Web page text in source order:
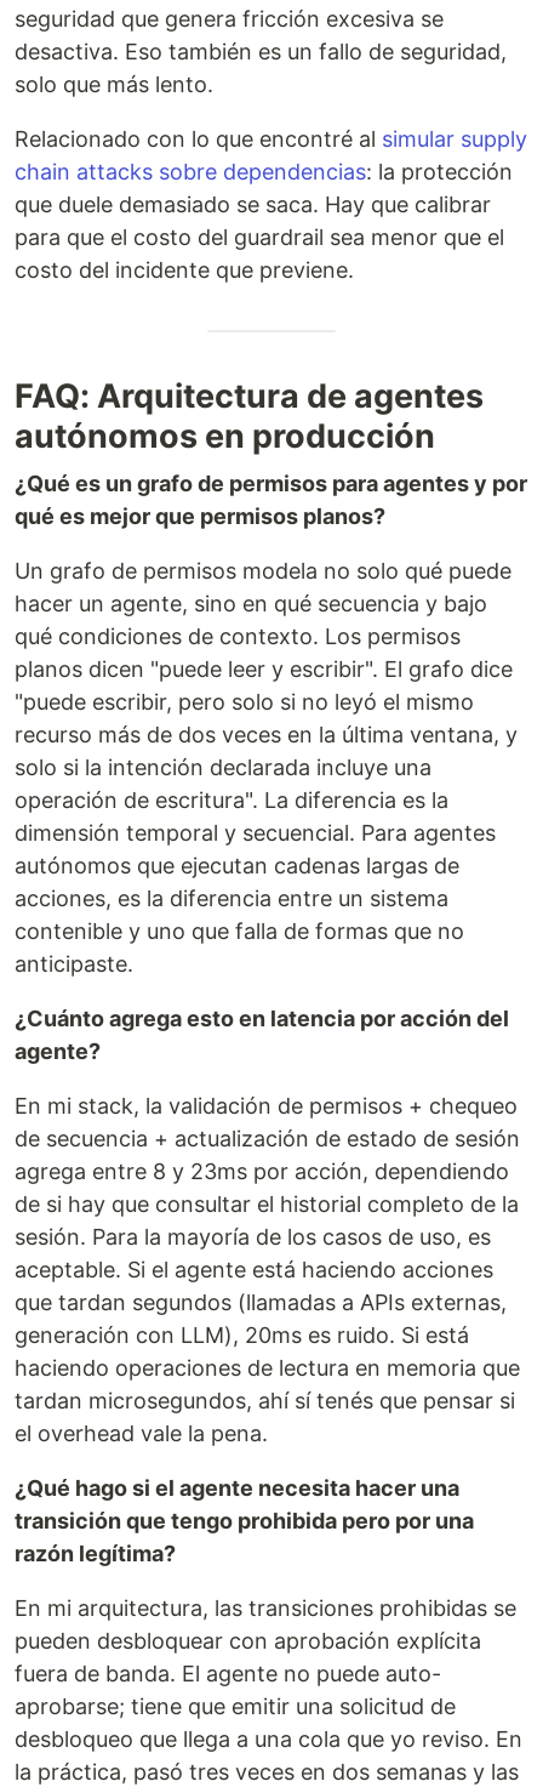
seguridad que genera fricción excesiva se
desactiva. Eso también es un fallo de seguridad,
solo que más lento.
Relacionado con lo que encontré al simular supply
chain attacks sobre dependencias: la protección
que duele demasiado se saca. Hay que calibrar
para que el costo del guardrail sea menor que el
costo del incidente que previene.
FAQ: Arquitectura de agentes
autónomos en producción
¿Qué es un grafo de permisos para agentes y por
qué es mejor que permisos planos?
Un grafo de permisos modela no solo qué puede
hacer un agente, sino en qué secuencia y bajo
qué condiciones de contexto. Los permisos
planos dicen "puede leer y escribir". El grafo dice
"puede escribir, pero solo si no leyó el mismo
recurso más de dos veces en la última ventana, y
solo si la intención declarada incluye una
operación de escritura". La diferencia es la
dimensión temporal y secuencial. Para agentes
autónomos que ejecutan cadenas largas de
acciones, es la diferencia entre un sistema
contenible y uno que falla de formas que no
anticipaste.
¿Cuánto agrega esto en latencia por acción del
agente?
En mi stack, la validación de permisos + chequeo
de secuencia + actualización de estado de sesión
agrega entre 8 y 23ms por acción, dependiendo
de si hay que consultar el historial completo de la
sesión. Para la mayoría de los casos de uso, es
aceptable. Si el agente está haciendo acciones
que tardan segundos (llamadas a APIs externas,
generación con LLM), 20ms es ruido. Si está
haciendo operaciones de lectura en memoria que
tardan microsegundos, ahí sí tenés que pensar si
el overhead vale la pena.
¿Qué hago si el agente necesita hacer una
transición que tengo prohibida pero por una
razón legítima?
En mi arquitectura, las transiciones prohibidas se
pueden desbloquear con aprobación explícita
fuera de banda. El agente no puede auto-
aprobarse; tiene que emitir una solicitud de
desbloqueo que llega a una cola que yo reviso. En
la práctica, pasó tres veces en dos semanas y las